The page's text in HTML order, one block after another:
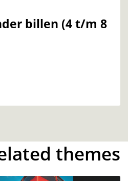
billen (4 t/m 8
themes